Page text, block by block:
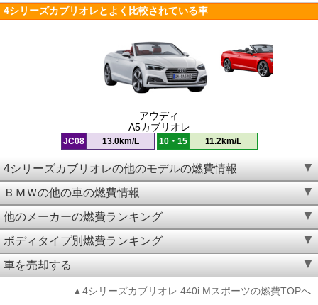
4シリーズカブリオレとよく比較されている車
アウディ
A5カブリオレ
JC08 13.0km/L 10・15 11.2km/L
4シリーズカブリオレの他のモデルの燃費情報
ＢＭＷの他の車の燃費情報
他のメーカーの燃費ランキング
ボディタイプ別燃費ランキング
車を売却する
▲4シリーズカブリオレ 440i Mスポーツの燃費TOPへ